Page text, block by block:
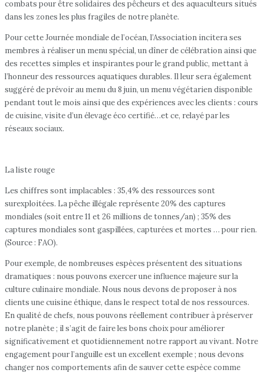
combats pour être solidaires des pêcheurs et des aquaculteurs situés
dans les zones les plus fragiles de notre planète.
Pour cette Journée mondiale de l’océan, l’Association incitera ses
membres à réaliser un menu spécial, un dîner de célébration ainsi que
des recettes simples et inspirantes pour le grand public, mettant à
l’honneur des ressources aquatiques durables. Il leur sera également
suggéré de prévoir au menu du 8 juin, un menu végétarien disponible
pendant tout le mois ainsi que des expériences avec les clients : cours
de cuisine, visite d’un élevage éco certifié…et ce, relayé par les
réseaux sociaux.
La liste rouge
Les chiffres sont implacables : 35,4% des ressources sont
surexploitées. La pêche illégale représente 20% des captures
mondiales (soit entre 11 et 26 millions de tonnes/an) ; 35% des
captures mondiales sont gaspillées, capturées et mortes … pour rien.
(Source : FAO).
Pour exemple, de nombreuses espèces présentent des situations
dramatiques : nous pouvons exercer une influence majeure sur la
culture culinaire mondiale. Nous nous devons de proposer à nos
clients une cuisine éthique, dans le respect total de nos ressources.
En qualité de chefs, nous pouvons réellement contribuer à préserver
notre planète ; il s’agit de faire les bons choix pour améliorer
significativement et quotidiennement notre rapport au vivant. Notre
engagement pour l’anguille est un excellent exemple ; nous devons
changer nos comportements afin de sauver cette espèce comme